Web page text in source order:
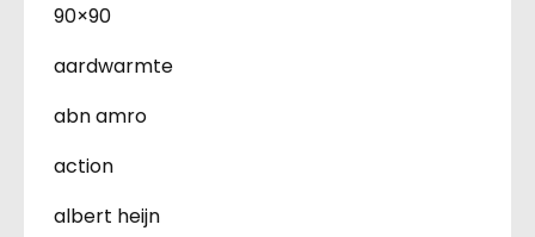
90×90
aardwarmte
abn amro
action
albert heijn